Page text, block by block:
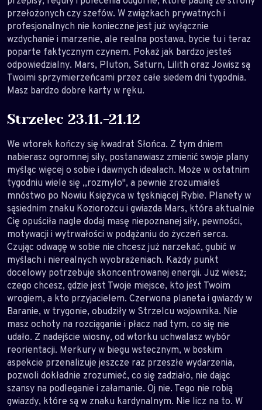
przełożonych czy szefów. W związkach prywatnych i
profesjonalnych nie konieczne jest już wyłącznie
wzdychanie i marzenie, ale realna postawa, bycie tu i teraz
poparte faktycznym czynem. Pokaż jak bardzo jesteś
odpowiedzialny. Mars, Pluton, Saturn, Lilith oraz Jowisz są
Twoimi sprzymierzeńcami przez całe siedem dni tygodnia.
Masz bardzo dobre karty w ręku.
Strzelec 23.11.-21.12
We wtorek kończy się kwadrat Słońca. Z tym dniem
nabierasz ogromnej siły, postanawiasz zmienić swoje plany
myśląc więcej o sobie i dawnych ideałach. Może w ostatnim
tygodniu wiele się ,,rozmyło", a pewnie zrozumiałeś
mnóstwo po Nowiu Księżyca w tęskniącej Rybie. Planety w
sąsiednim znaku Koziorożcu i gwiazda Mars, która aktualnie
Cię opuściła nagle dodaj masę niepoznanej siły, pewności,
motywacji i wytrwałości w podążaniu do życzeń serca.
Czując odwagę w sobie nie chcesz już narzekać, gubić w
myślach i nierealnych wyobrażeniach. Każdy punkt
docelowy potrzebuje skoncentrowanej energii. Już wiesz;
czego chcesz, gdzie jest Twoje miejsce, kto jest Twoim
wrogiem, a kto przyjacielem. Czerwona planeta i gwiazdy w
Baranie, w trygonie, obudziły w Strzelcu wojownika. Nie
masz ochoty na rozciąganie i płacz nad tym, co się nie
udało. Z nadejście wiosny, od wtorku uchwalasz wybór
reorientacji. Merkury w biegu wstecznym, w boskim
aspekcie przenalizuje jeszcze raz przeszłe wydarzenia,
pozwoli dokładnie zrozumieć, co się zadziało, nie dając
szansy na podleganie i załamanie. Oj nie. Tego nie robią
gwiazdy, które są w znaku kardynalnym. Nie licz na to. W